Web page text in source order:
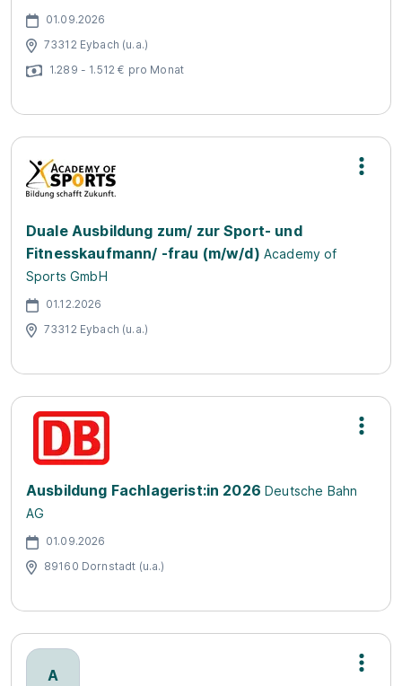
01.09.2026
73312 Eybach (u.a.)
1.289 - 1.512 € pro Monat
Duale Ausbildung zum/ zur Sport- und
Fitnesskaufmann/ -frau (m/w/d) Academy of
Sports GmbH
01.12.2026
73312 Eybach (u.a.)
Ausbildung Fachlagerist:in 2026 Deutsche Bahn
AG
01.09.2026
89160 Dornstadt (u.a.)
A